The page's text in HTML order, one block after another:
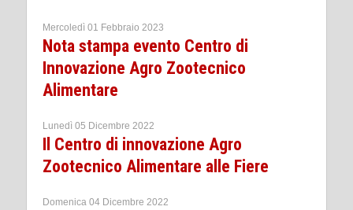
Mercoledì 01 Febbraio 2023
Nota stampa evento Centro di
Innovazione Agro Zootecnico
Alimentare
Lunedì 05 Dicembre 2022
Il Centro di innovazione Agro
Zootecnico Alimentare alle Fiere
Domenica 04 Dicembre 2022